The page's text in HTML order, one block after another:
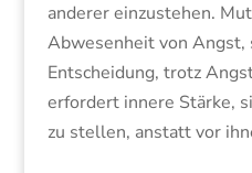
anderer einzustehen.
Abwesenheit von Angst,
Entscheidung, trotz
erfordert innere Stärke,
zu stellen, anstatt vor